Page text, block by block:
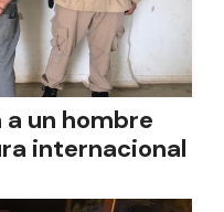
un hombre
internacional